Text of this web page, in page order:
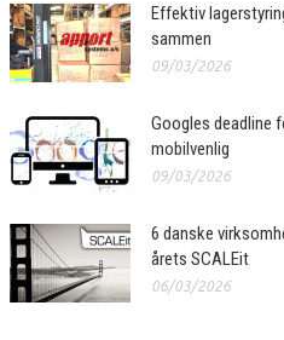
Effektiv
sammen
09/03/2026
Googles deadline
mobilvenlig
09/03/2026
6 danske
årets SCALEit
06/03/2026